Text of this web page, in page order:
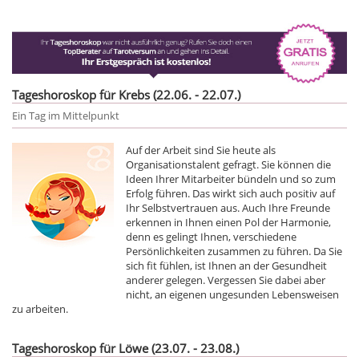
Tageshoroskop für Krebs (22.06. - 22.07.)
Ein Tag im Mittelpunkt
Auf der Arbeit sind Sie heute als
Organisationstalent gefragt. Sie können die
Ideen Ihrer Mitarbeiter bündeln und so zum
Erfolg führen. Das wirkt sich auch positiv auf
Ihr Selbstvertrauen aus. Auch Ihre Freunde
erkennen in Ihnen einen Pol der Harmonie,
denn es gelingt Ihnen, verschiedene
Persönlichkeiten zusammen zu führen. Da Sie
sich fit fühlen, ist Ihnen an der Gesundheit
anderer gelegen. Vergessen Sie dabei aber
nicht, an eigenen ungesunden Lebensweisen
zu arbeiten.
Tageshoroskop für Löwe (23.07. - 23.08.)